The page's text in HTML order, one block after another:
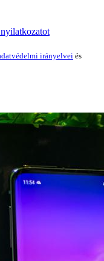
irányelvei és